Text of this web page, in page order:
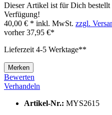
Dieser Artikel ist für Dich
Verfügung!
40,00 € * inkl. MwSt. zzgl.
vorher37,95 €*
Lieferzeit 4-5 Werktage**
Merken
Bewerten
Verhandeln
Artikel-Nr.: MYS2615